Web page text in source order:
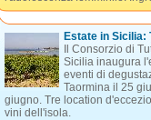
Estate in Sicilia:
Il Consorzio di
Sicilia inaugura
eventi di
Taormina il 25
giugno. Tre location
vini dell'isola.